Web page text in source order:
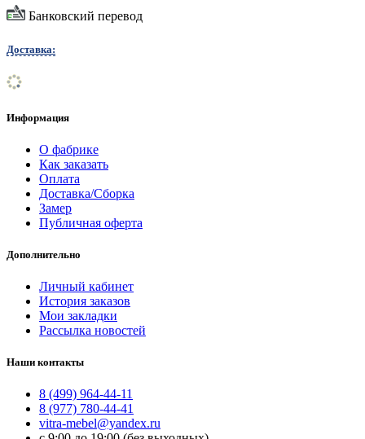
Банковский перевод
Доставка:
Информация
О фабрике
Как заказать
Оплата
Доставка/Сборка
Замер
Публичная оферта
Дополнительно
Личный кабинет
История заказов
Мои закладки
Рассылка новостей
Наши контакты
8 (499) 964-44-11
8 (977) 780-44-41
vitra-mebel@yandex.ru